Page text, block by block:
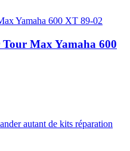
Max Yamaha 600
autant de kits réparation